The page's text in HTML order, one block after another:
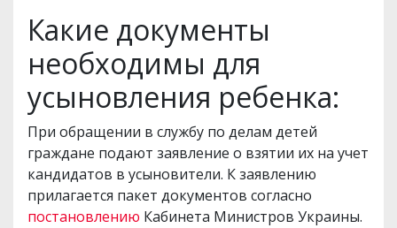
Какие документы
необходимы для
усыновления ребенка:
При обращении в службу по делам детей
граждане подают заявление о взятии их на учет
кандидатов в усыновители. К заявлению
прилагается пакет документов согласно
постановлению Кабинета Министров Украины.